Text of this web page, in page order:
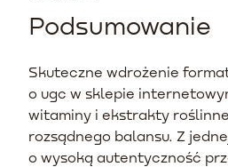
Podsumowanie
Skuteczne wdrożenie
o ugc w sklepie
witaminy i ekstrakty
rozsądnego balansu. Z
o wysoką autentyczność